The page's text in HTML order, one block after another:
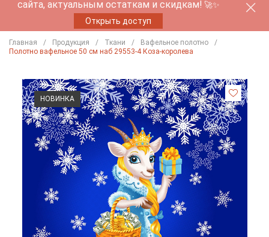
сайта, актуальным остаткам и скидкам! 🚀✨
Открыть доступ
Главная Продукция Ткани
Вафельное полотно
Полотно вафельное 50 см наб 29553-4 Коза-королева
НОВИНКА